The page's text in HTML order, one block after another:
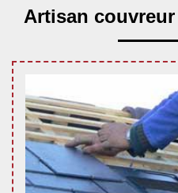
Artisan